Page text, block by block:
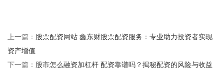
上一篇： 股票配资网站 鑫东财股票配资服务：专业助力投资者实现
资产增值
下一篇： 股市怎么融资加杠杆 配资靠谱吗？揭秘配资的风险与收益